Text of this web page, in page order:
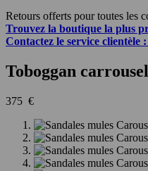
Retours offerts pour toutes les
Trouvez la boutique la plus
Contactez le service clientèle :
Toboggan carrousel
375 €